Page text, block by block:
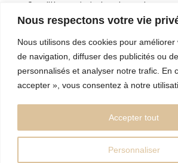
Nous respectons votre vie
Nous utilisons des cookies pour
de navigation, diffuser des publicités ou
personnalisés et analyser notre trafic. En
accepter », vous consentez à notre
Personnaliser
Accepter tout
Conditions générales de vente
Politiques de confidentialité
Cookies
Réalisé par l’Agence Web: